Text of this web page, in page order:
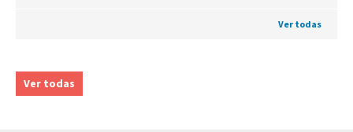
Ver todas
Ver todas